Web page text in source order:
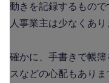
動きを記録するもの
人事業主は少なくあり
確かに、手書きで帳
スなどの心配もあり